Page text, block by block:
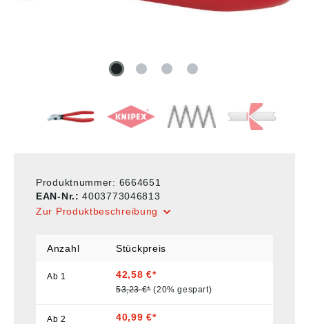
Produktnummer: 6664651
EAN-Nr.:4003773046813
Zur Produktbeschreibung
Anzahl Stückpreis
Ab 1 42,58 €*
53,23 €* (20% gespart)
Ab 2 40,99 €*